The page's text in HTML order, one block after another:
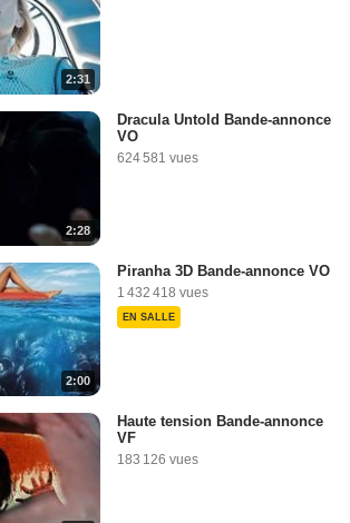
2:31
2:28
Dracula Untold Bande-annonce
VO
624 581 vues
2:00
Piranha 3D Bande-annonce VO
1 432 418 vues
EN SALLE
Haute tension Bande-annonce
VF
183 126 vues